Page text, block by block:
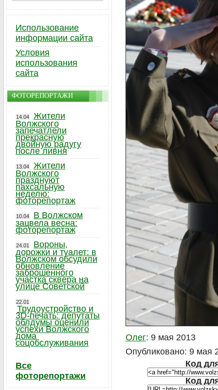
Олег: 9 мая 2013
Опубликовано: 9 мая
Код
Код
Использование
информации сайта
Условия
использования
сайта
ФОТОРЕПОРТАЖИ
14.04
Жители
Волжского
запечатлели
прекрасную
двойную радугу
после ливня
13.04
Жители
Волжского
празднуют
пахсальную
неделю:
фоторепортаж
10.04
В Волжском
зацвела весна:
фоторепортаж
24.01
Вороны,
дорожки и туалет: в
Волжском обсудили
обновление
заброшенного
участка сквера на
улице Советской
22.01
Трудоустройство и
3D-печать: депутаты
облдумы оценили
успехи Волжского
дома
соцобслуживания
Все
фоторепортажи